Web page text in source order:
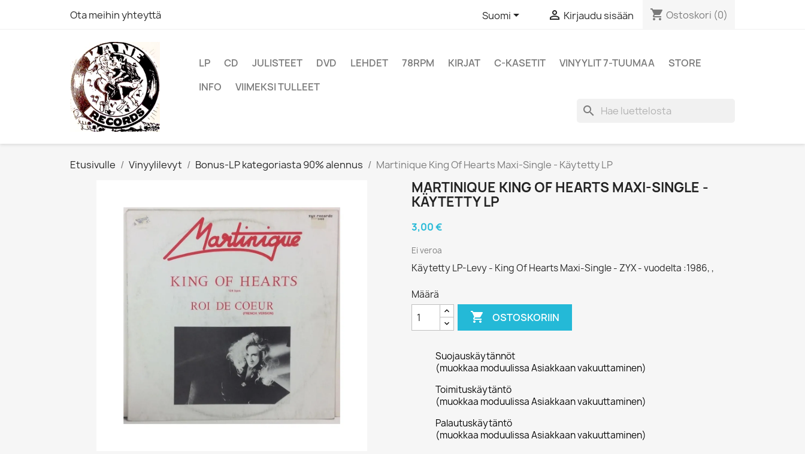
Ota meihin yhteyttä Suomi  Kirjaudu sisään shopping_cart Ostoskori (0)
LP CD JULISTEET DVD LEHDET 78RPM KIRJAT C-KASETIT VINYYLIT 7-TUUMAA
STORE
INFO
VIIMEKSI TULLEET
search
Etusivulle Vinyylilevyt Bonus-LP kategoriasta 90% alennus Martinique King Of Hearts Maxi-Single - Käytetty LP
MARTINIQUE KING OF HEARTS MAXI-SINGLE -
KÄYTETTY LP
3,00 €
Ei veroa
Käytetty LP-Levy - King Of Hearts Maxi-Single - ZYX - vuodelta :1986, ,
Määrä
 OSTOSKORIIN
Suojauskäytännöt
(muokkaa moduulissa Asiakkaan vakuuttaminen)
Toimituskäytäntö
(muokkaa moduulissa Asiakkaan vakuuttaminen)
Palautuskäytäntö
(muokkaa moduulissa Asiakkaan vakuuttaminen)